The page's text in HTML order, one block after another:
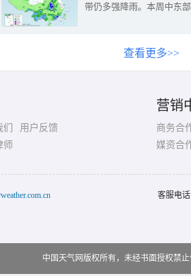
带仍多强降雨。本周中东
查看更多>>
用户反馈
师
营销
商务合
媒资合
客服电
中国天气网版权所有，未经书面授权